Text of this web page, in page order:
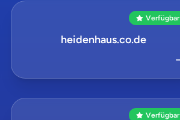
Verfügbar
heidenhaus.co.de
Verfügbar